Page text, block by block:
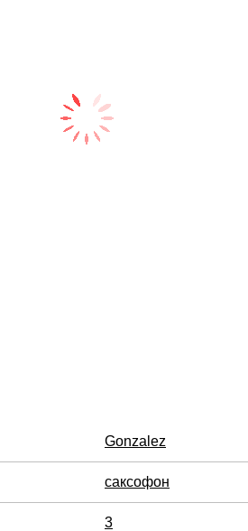
Gonzalez
саксофон
3